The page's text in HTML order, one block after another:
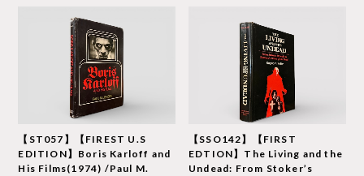
【ST057】【FIREST U.S
EDITION】Boris Karloff and
His Films(1974) /Paul M.
【SSO142】【FIRST
EDTION】The Living and the
Undead: From Stoker’s